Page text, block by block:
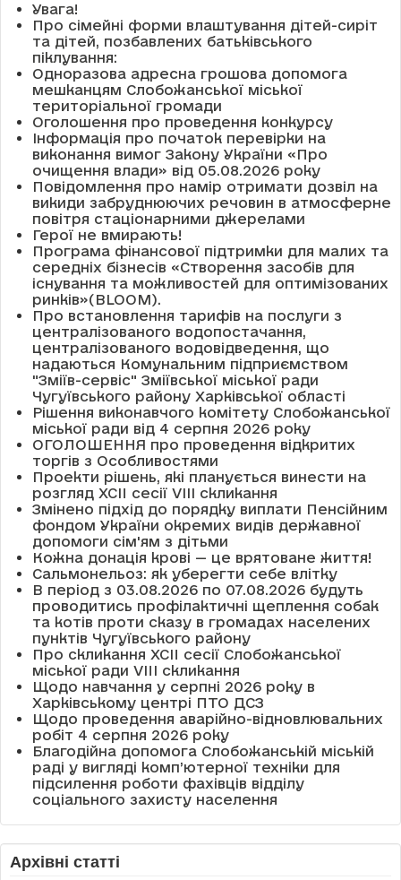
Увага!
Про сімейні форми влаштування дітей-сиріт
та дітей, позбавлених батьківського
піклування:
Одноразова адресна грошова допомога
мешканцям Слобожанської міської
територіальної громади
Оголошення про проведення конкурсу
Інформація про початок перевірки на
виконання вимог Закону України «Про
очищення влади» від 05.08.2026 року
Повідомлення про намір отримати дозвіл на
викиди забруднюючих речовин в атмосферне
повітря стаціонарними джерелами
Герої не вмирають!
Програма фінансової підтримки для малих та
середніх бізнесів «Створення засобів для
існування та можливостей для оптимізованих
ринків»(BLOOM).
Про встановлення тарифів на послуги з
централізованого водопостачання,
централізованого водовідведення, що
надаються Комунальним підприємством
"Зміїв-сервіс" Зміївської міської ради
Чугуївського району Харківської області
Рішення виконавчого комітету Слобожанської
міської ради від 4 серпня 2026 року
ОГОЛОШЕННЯ про проведення відкритих
торгів з Особливостями
Проекти рішень, які планується винести на
розгляд XCII сесії VІІІ скликання
Змінено підхід до порядку виплати Пенсійним
фондом України окремих видів державної
допомоги сім'ям з дітьми
Кожна донація крові — це врятоване життя!
Сальмонельоз: як уберегти себе влітку
В період з 03.08.2026 по 07.08.2026 будуть
проводитись профілактичні щеплення собак
та котів проти сказу в громадах населених
пунктів Чугуївського району
Про скликання XCII сесії Слобожанської
міської ради VIII скликання
Щодо навчання у серпні 2026 року в
Харківському центрі ПТО ДСЗ
Щодо проведення аварійно-відновлювальних
робіт 4 серпня 2026 року
Благодійна допомога Слобожанській міській
раді у вигляді комп’ютерної техніки для
підсилення роботи фахівців відділу
соціального захисту населення
Архівні статті